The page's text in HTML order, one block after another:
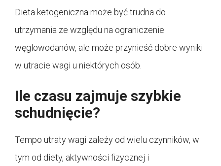
Dieta ketogeniczna może być trudna do
utrzymania ze względu na ograniczenie
węglowodanów, ale może przynieść dobre wyniki
w utracie wagi u niektórych osób.
Ile czasu zajmuje szybkie
schudnięcie?
Tempo utraty wagi zależy od wielu czynników, w
tym od diety, aktywności fizycznej i